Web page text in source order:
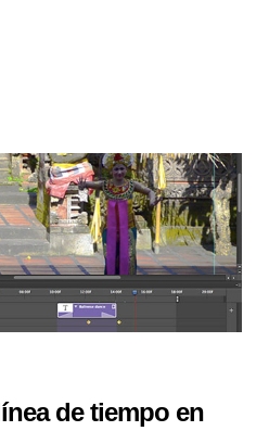
de tiempo en